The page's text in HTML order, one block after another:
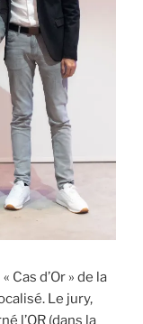
Cas d’Or » de la
Le jury,